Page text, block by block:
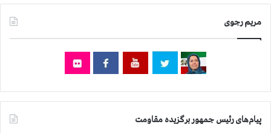
مریم رجوی
پیام‌های رئیس جمهور برگزیده مقاومت